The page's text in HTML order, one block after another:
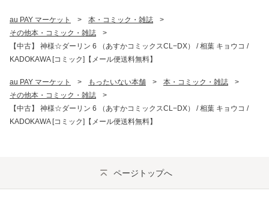
au PAY マーケット > 本・コミック・雑誌
>
その他本・コミック・雑誌
>
【中古】 神様☆ダーリン 6 （あすかコミックスCL−DX） / 相葉 キョウコ /
KADOKAWA [コミック]【メール便送料無料】
au PAY マーケット > もったいない本舗 > 本・コミック・雑誌
>
その他本・コミック・雑誌
>
【中古】 神様☆ダーリン 6 （あすかコミックスCL−DX） / 相葉 キョウコ /
KADOKAWA [コミック]【メール便送料無料】
ページトップへ